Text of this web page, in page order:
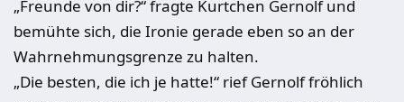
„Freunde von dir?“ fragte Kurtchen Gernolf und
bemühte sich, die Ironie gerade eben so an der
Wahrnehmungsgrenze zu halten.
„Die besten, die ich je hatte!“ rief Gernolf fröhlich